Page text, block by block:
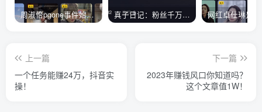
周淑怡pgone事件始末，周淑怡现状 真子日记：粉丝千万的真子日记是最懂反转的网红吗？
上一篇
一个任务能赚24万，抖音实
操！
下一篇
2023年赚钱风口你知道吗？
这个文章值1W！